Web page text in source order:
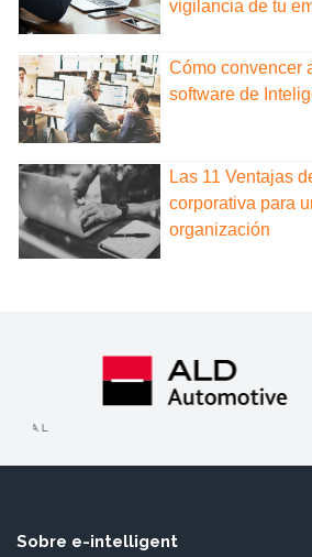
vigilancia de tu
Cómo convencer
software de
Las 11 Ventajas
corporativa para
organización
Sobre e-intelligent